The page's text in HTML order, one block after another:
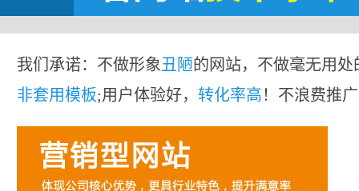
我们承诺：不做形象丑陋的网站，不做毫无用处
非套用模板;用户体验好， 转化率高！不浪费推